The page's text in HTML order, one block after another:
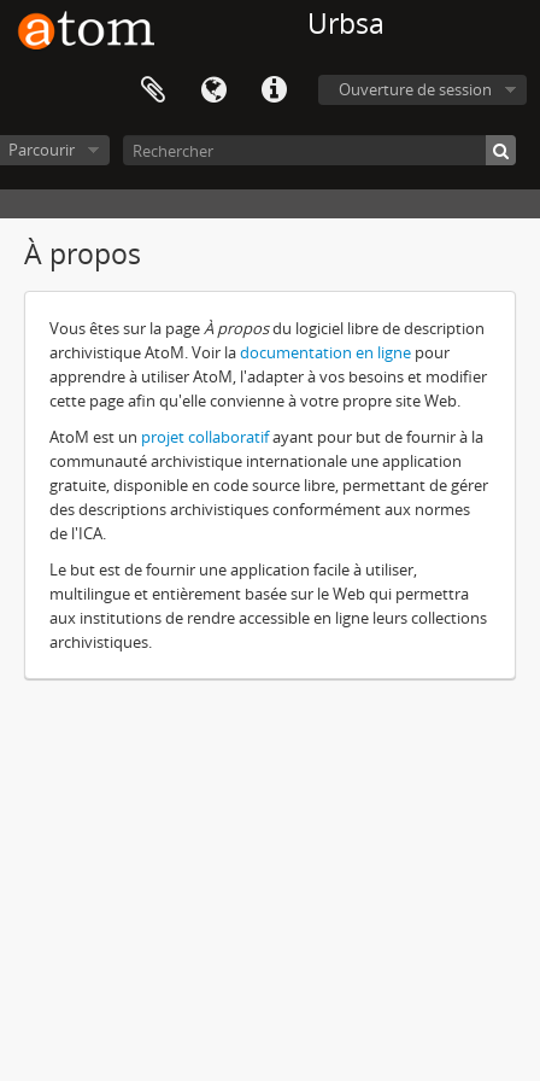
Urbsa
Ouverture de session
Parcourir
À propos
Vous êtes sur la pageÀ proposdu logiciel libre de description
archivistique AtoM. Voir ladocumentation en ligne pour
apprendre à utiliser AtoM, l'adapter à vos besoins et modifier
cette page afin qu'elle convienne à votre propre site Web.
AtoM est un projet collaboratifayant pour but de fournir à la
communauté archivistique internationale une application
gratuite, disponible en code source libre, permettant de gérer
des descriptions archivistiques conformément aux normes
de l'ICA.
Le but est de fournir une application facile à utiliser,
multilingue et entièrement basée sur le Web qui permettra
aux institutions de rendre accessible en ligne leurs collections
archivistiques.